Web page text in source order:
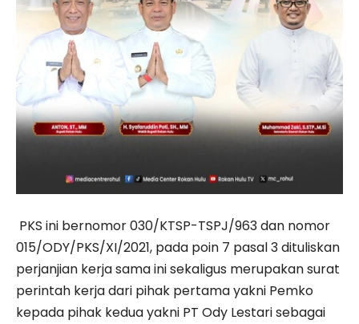
PKS ini bernomor 030/KTSP-TSPJ/963 dan nomor
015/ODY/PKS/XI/2021, pada poin 7 pasal 3 dituliskan
perjanjian kerja sama ini sekaligus merupakan surat
perintah kerja dari pihak pertama yakni Pemko
kepada pihak kedua yakni PT Ody Lestari sebagai